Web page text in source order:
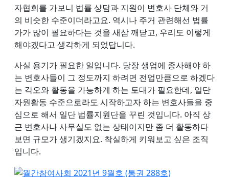
자협회를 가보니 법률 상담과 지원이 변호사 단체와 거
의 비슷한 수준이더라고요. 역시나 주거 관련해선 법률
가가 많이 필요하다는 것을 새삼 깨닫고, 우리도 이렇게
해야겠다고 생각하게 되었답니다.
사실 용기가 필요한 일입니다. 당장 생업에 종사해야 하
는 변호사들이 그 정도까지 하려면 전업만큼으로 하겠다
는 각오와 활동을 가능하게 하는 토대가 필요한데, 일단
자원활동 수준으로라도 시작하고자 하는 변호사들을 중
심으로 해서 일단 법률지원단을 꾸린 것입니다. 아직 상
근 변호사나 사무실도 없는 상태이지만 좀 더 활동하다
보면 규모가 생기겠지요. 착실하게 키워보고 싶은 조직
입니다.